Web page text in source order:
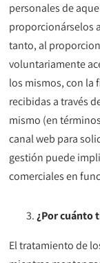
personales de
proporcionárselos
tanto, al
voluntariamente
los mismos, con la
recibidas a través
mismo (en
canal web para
gestión puede
comerciales en
¿Por cuánto
El tratamiento de